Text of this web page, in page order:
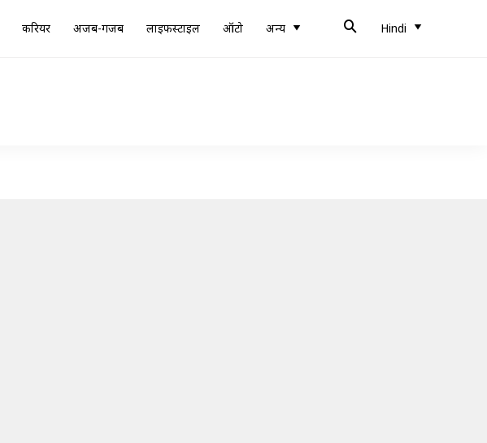
करियर अजब-गजब लाइफस्टाइल ऑटो अन्य Hindi